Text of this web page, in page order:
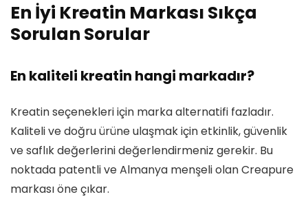
En İyi Kreatin Markası Sıkça
Sorulan Sorular
En kaliteli kreatin hangi markadır?
Kreatin seçenekleri için marka alternatifi fazladır.
Kaliteli ve doğru ürüne ulaşmak için etkinlik, güvenlik
ve saflık değerlerini değerlendirmeniz gerekir. Bu
noktada patentli ve Almanya menşeli olan Creapure
markası öne çıkar.